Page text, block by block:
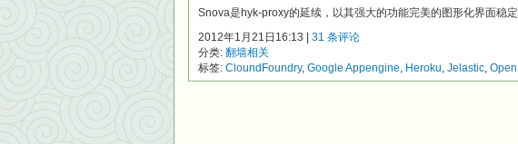
Snova是hyk-proxy的延续，以其强大的功能完美的图形化界面稳
2012年1月21日16:13 | 31 条评论
分类: 翻墙相关
标签: CloundFoundry, Google Appengine, Heroku, Jelastic,